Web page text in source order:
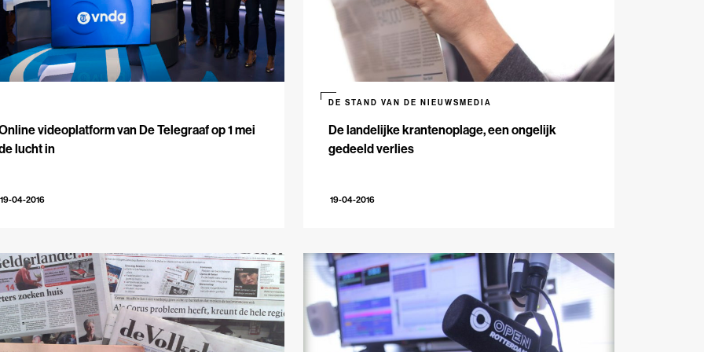
videoplatform van De Telegraaf op 1 mei
lucht in
19-04-2016
De landelijke krantenoplage, een ongelijk
gedeeld verlies
DE STAND VAN DE NIEUWSMEDIA
19-04-2016